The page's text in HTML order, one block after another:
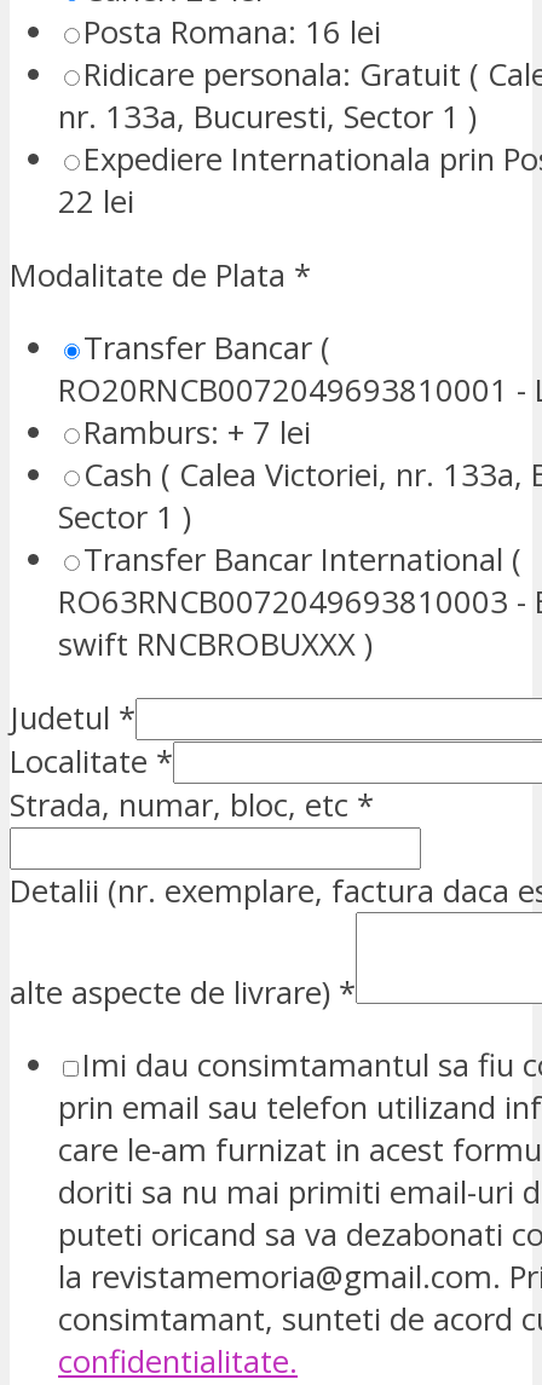
Posta Romana: 16 lei
Ridicare personala: Gratuit (
nr. 133a, Bucuresti, Sector 1 )
Expediere Internationala prin
22 lei
Modalitate de Plata *
Transfer Bancar (
RO20RNCB0072049693810001 -
Ramburs: + 7 lei
Cash ( Calea Victoriei, nr. 133a,
Sector 1 )
Transfer Bancar International (
RO63RNCB0072049693810003 -
swift RNCBROBUXXX )
Judetul *
Localitate *
Strada, numar, bloc, etc *
Detalii (nr. exemplare, factura daca
alte aspecte de livrare) *
Imi dau consimtamantul sa fiu
prin email sau telefon utilizand
care le-am furnizat in acest
doriti sa nu mai primiti email-uri
puteti oricand sa va dezabonati
la revistamemoria@gmail.com.
consimtamant, sunteti de acord
confidentialitate.